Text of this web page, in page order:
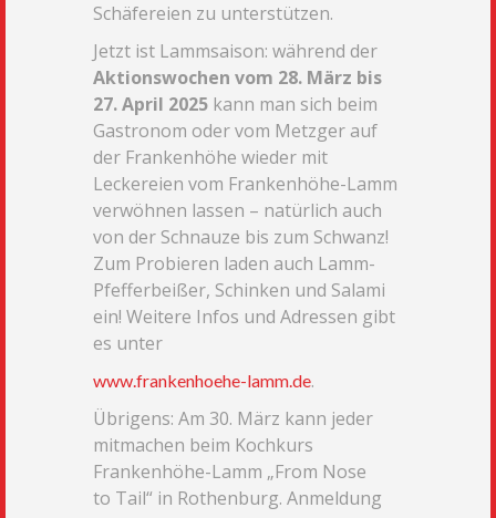
Schäfereien zu unterstützen.
Jetzt ist Lammsaison: während der
Aktionswochen vom 28. März bis
27. April 2025 kann man sich beim
Gastronom oder vom Metzger auf
der Frankenhöhe wieder mit
Leckereien vom Frankenhöhe-Lamm
verwöhnen lassen – natürlich auch
von der Schnauze bis zum Schwanz!
Zum Probieren laden auch Lamm-
Pfefferbeißer, Schinken und Salami
ein! Weitere Infos und Adressen gibt
es unter
www.frankenhoehe-lamm.de.
Übrigens: Am 30. März kann jeder
mitmachen beim Kochkurs
Frankenhöhe-Lamm „From Nose
to Tail“ in Rothenburg. Anmeldung